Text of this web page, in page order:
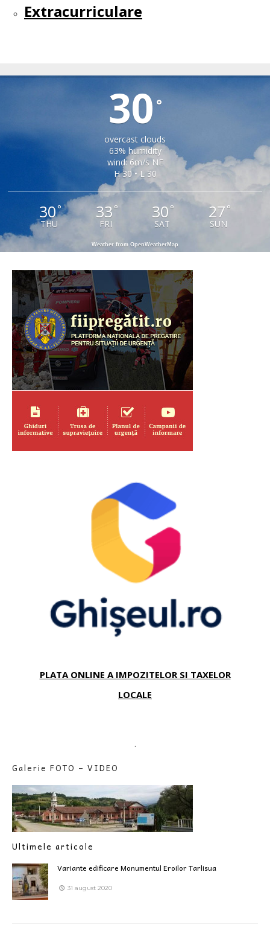
Extracurriculare
30°
overcast clouds
63% humidity
wind: 6m/s NE
H 30 • L 30
30°
THU
33 °
FRI
30 °
SAT
27 °
SUN
Weather from OpenWeatherMap
PLATA ONLINE A IMPOZITELOR SI TAXELOR
LOCALE
.
Galerie FOTO – VIDEO
Ultimele articole
Variante edificare Monumentul Eroilor Tarlisua
31 august 2020